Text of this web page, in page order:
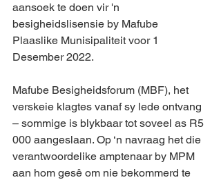
aansoek te doen vir 'n
besigheidslisensie by Mafube
Plaaslike Munisipaliteit voor 1
Desember 2022.
Mafube Besigheidsforum (MBF), het
verskeie klagtes vanaf sy lede ontvang
– sommige is blykbaar tot soveel as R5
000 aangeslaan. Op ‘n navraag het die
verantwoordelike amptenaar by MPM
aan hom gesê om nie bekommerd te